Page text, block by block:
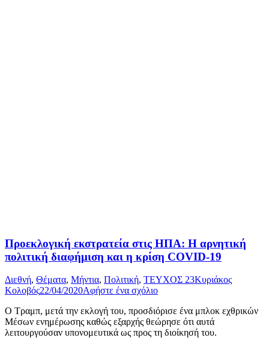
Προεκλογική εκστρατεία στις ΗΠΑ: Η αρνητική
πολιτική διαφήμιση και η κρίση COVID-19
Διεθνή, Θέματα, Μήντια, Πολιτική, ΤΕΥΧΟΣ 23Κυριάκος
Κολοβός22/04/2020Αφήστε ένα σχόλιο
Ο Τραμπ, μετά την εκλογή του, προσδιόρισε ένα μπλοκ εχθρικών
Μέσων ενημέρωσης καθώς εξαρχής θεώρησε ότι αυτά
λειτουργούσαν υπονομευτικά ως προς τη διοίκησή του.